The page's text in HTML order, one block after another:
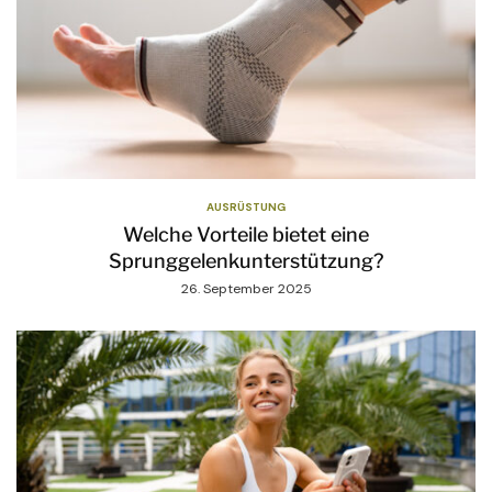
AUSRÜSTUNG
Welche Vorteile bietet eine
Sprunggelenkunterstützung?
26. September 2025